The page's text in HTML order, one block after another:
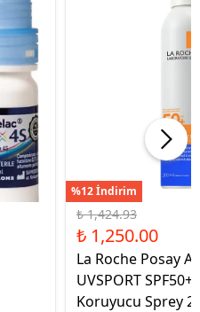
%12 İndirim
₺ 1,424.93
₺ 1,250.00
La Roche Posay
UVSPORT
Koruyucu Sprey